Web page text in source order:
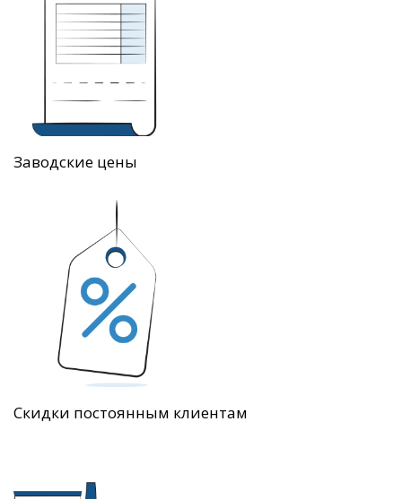
Заводские цены
Скидки постоянным клиентам